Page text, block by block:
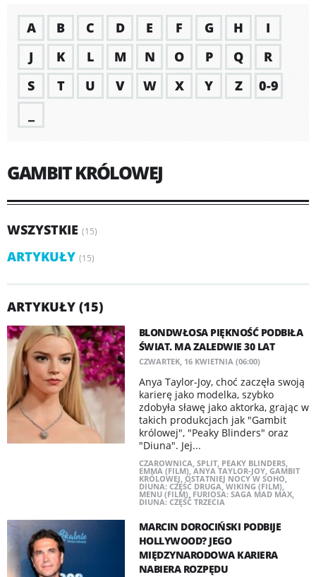
A B C D E F G H
I
J
K L M N O P Q
R
S
T U V W X Y Z
0-9
GAMBIT KRÓLOWEJ
WSZYSTKIE (15)
ARTYKUŁY (15)
ARTYKUŁY (15)
BLONDWŁOSA PIĘKNOŚĆ PODBIŁA
ŚWIAT. MA ZALEDWIE 30 LAT
CZWARTEK, 16 KWIETNIA (06:00)
Anya Taylor-Joy, choć zaczęła swoją
karierę jako modelka, szybko
zdobyła sławę jako aktorka, grając w
takich produkcjach jak "Gambit
królowej", "Peaky Blinders" oraz
"Diuna". Jej...
CZAROWNICA, SPLIT, PEAKY BLINDERS,
EMMA (FILM),ANYA TAYLOR-JOY, GAMBIT
KRÓLOWEJ, OSTATNIEJ NOCY W SOHO,
DIUNA: CZĘŚĆ DRUGA,WIKING (FILM),
MENU (FILM), FURIOSA: SAGA MAD MAX,
DIUNA: CZĘŚĆ TRZECIA
MARCIN DOROCIŃSKI PODBIJE
HOLLYWOOD? JEGO
MIĘDZYNARODOWA KARIERA
NABIERA ROZPĘDU